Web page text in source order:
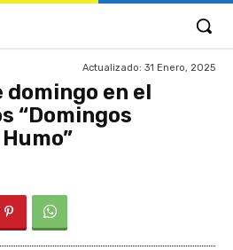
Actualizado: 31 Enero, 2025
en el
“Domingos